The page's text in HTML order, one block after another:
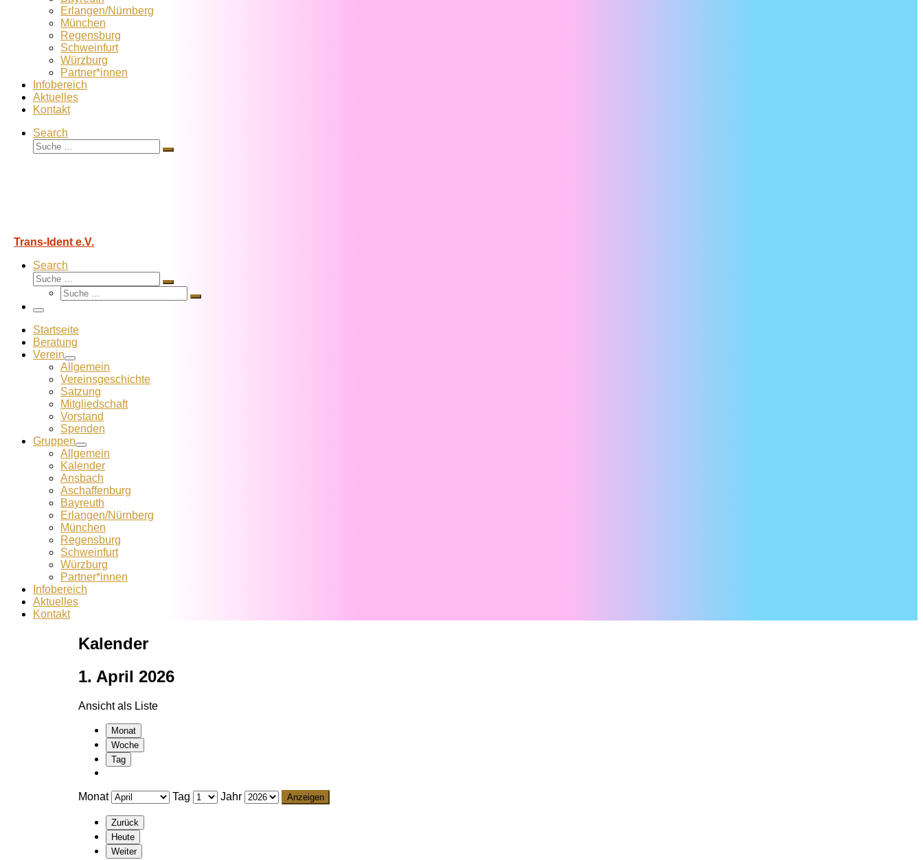
Erlangen/Nürnberg
München
Regensburg
Schweinfurt
Würzburg
Partner*innen
Infobereich
Aktuelles
Kontakt
Search
Suche
Suche
Trans-Ident e.V.
Search
Suche
Suche
Suche
Suche
Menü
Startseite
Beratung
Verein
Allgemein
Vereins­geschichte
Satzung
Mitglied­schaft
Vorstand
Spenden
Gruppen
Allgemein
Kalender
Ansbach
Aschaffenburg
Bayreuth
Erlangen/Nürnberg
München
Regensburg
Schweinfurt
Würzburg
Partner*innen
Infobereich
Aktuelles
Kontakt
Kalender
1. April 2026
Ansicht als Liste
Monat
Woche
Tag
Monat Tag Jahr
Zurück
Heute
Weiter